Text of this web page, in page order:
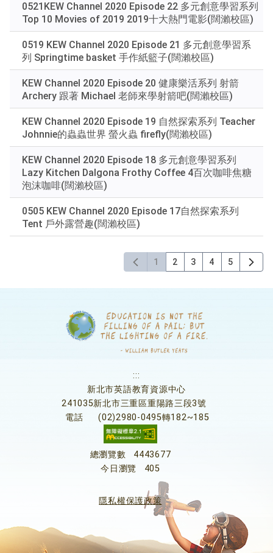
0521KEW Channel 2020 Episode 22 多元創意學習系列
Top 10 Movies of 2019 2019十大熱門電影(闊瀨校區)
0519 KEW Channel 2020 Episode 21 多元創意學習系
列 Springtime basket 手作紙籃子(闊瀨校區)
KEW Channel 2020 Episode 20 健康樂活系列 射箭
Archery 跟著 Michael 老師來學射箭吧(闊瀨校區)
KEW Channel 2020 Episode 19 自然探索系列 Teacher
Johnnie的蟲蟲世界 螢火蟲 firefly(闊瀨校區)
KEW Channel 2020 Episode 18 多元創意學習系列
Lazy Kitchen Dalgona Frothy Coffee 4百次咖啡焦糖
泡沫咖啡(闊瀨校區)
0505 KEW Channel 2020 Episode 17自然探索系列
Tent 戶外露營趣(闊瀨校區)
1 2 3 4 5
:::
新北市英語教育資源中心
241035新北市三重區重陽路三段3號
電話
(02)2980-0495轉182~185
總瀏覽數
4443677
今日瀏覽
405
隱私權保護政策